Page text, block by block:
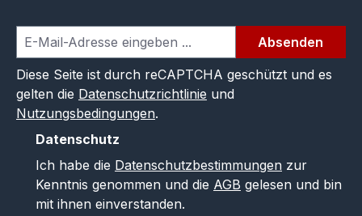
Absenden
Diese Seite ist durch reCAPTCHA geschützt und es
gelten die Datenschutzrichtlinie und
Nutzungsbedingungen.
Datenschutz
Ich habe die Datenschutzbestimmungen zur
Kenntnis genommen und die AGB gelesen und bin
mit ihnen einverstanden.